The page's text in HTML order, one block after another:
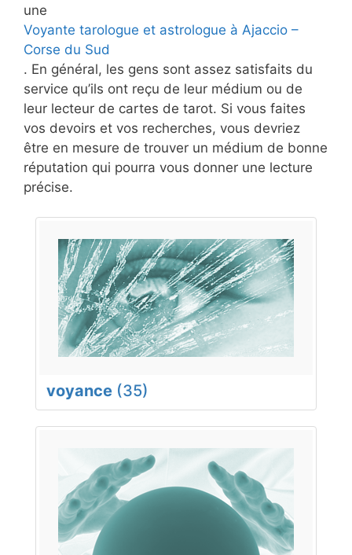
une
Voyante tarologue et astrologue à Ajaccio –
Corse du Sud
. En général, les gens sont assez satisfaits du
service qu’ils ont reçu de leur médium ou de
leur lecteur de cartes de tarot. Si vous faites
vos devoirs et vos recherches, vous devriez
être en mesure de trouver un médium de bonne
réputation qui pourra vous donner une lecture
précise.
voyance (35)